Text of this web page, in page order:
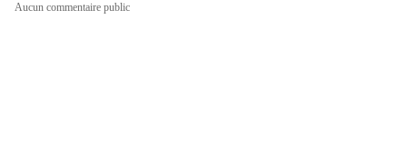
Aucun commentaire public